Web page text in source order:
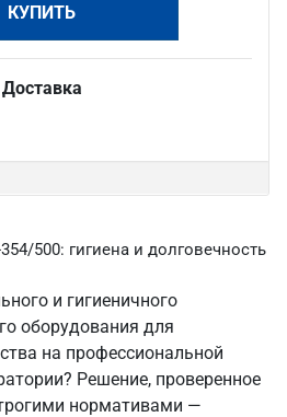
КУПИТЬ
Доставка
500: гигиена и долговечность
и гигиеничного
оборудования для
на профессиональной
Решение, проверенное
нормативами —